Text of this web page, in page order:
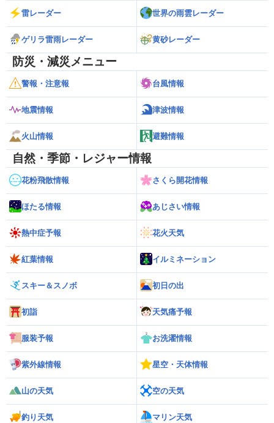
雷レーダー 世界の雨雲レーダー
ゲリラ雷雨レーダー 黄砂レーダー
防災・減災メニュー
警報・注意報 台風情報
地震情報 津波情報
火山情報 避難情報
自然・季節・レジャー情報
花粉飛散情報 さくら開花情報
ほたる情報 あじさい情報
熱中症予報 花火天気
紅葉情報 イルミネーション
スキー＆スノボ 初日の出
初詣 天気痛予報
服装予報 お洗濯情報
紫外線情報 星空・天体情報
山の天気 空の天気
釣り天気 マリン天気